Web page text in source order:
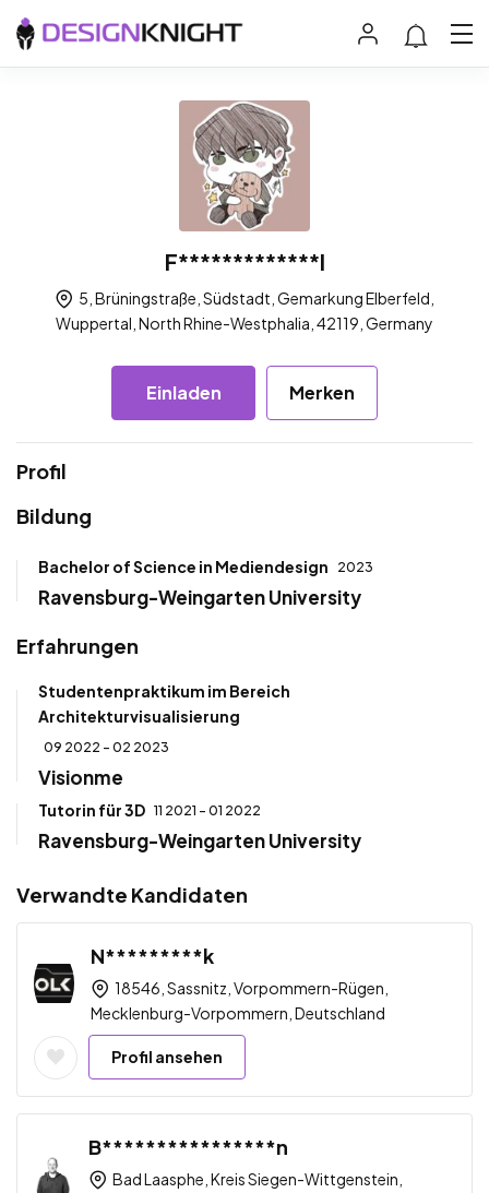
F*************l
5, Brüningstraße, Südstadt, Gemarkung Elberfeld,
Wuppertal, North Rhine-Westphalia, 42119, Germany
Einladen Merken
Profil
Bildung
Bachelor of Science in Mediendesign 2023
Ravensburg-Weingarten University
Erfahrungen
Studentenpraktikum im Bereich
Architekturvisualisierung
09 2022 - 02 2023
Visionme
Tutorin für 3D 11 2021 - 01 2022
Ravensburg-Weingarten University
Verwandte Kandidaten
N*********k
18546, Sassnitz, Vorpommern-Rügen,
Mecklenburg-Vorpommern, Deutschland
Profil ansehen
B****************n
Bad Laasphe, Kreis Siegen-Wittgenstein,